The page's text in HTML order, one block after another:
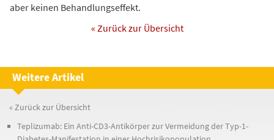
aber keinen Behandlungseffekt.
« Zurück zur Übersicht
Weitere Artikel
« Zurück zur Übersicht
Teplizumab: Ein Anti-CD3-Antikörper zur Vermeidung der Typ-1-